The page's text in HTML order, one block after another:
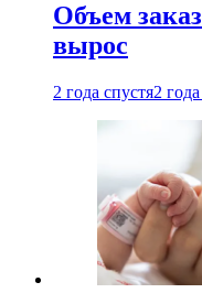
Объем
вырос
2 года спустя2